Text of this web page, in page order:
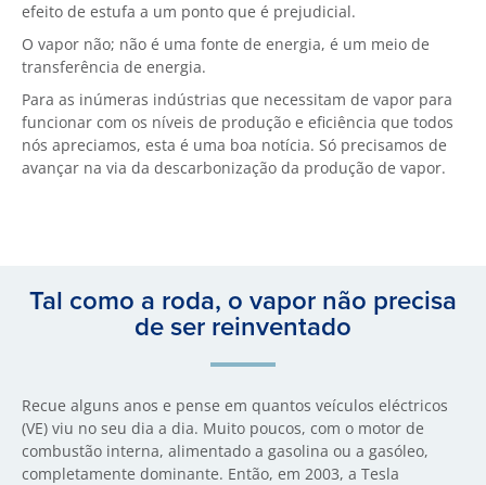
efeito de estufa a um ponto que é prejudicial.
O vapor não; não é uma fonte de energia, é um meio de
transferência de energia.
Para as inúmeras indústrias que necessitam de vapor para
funcionar com os níveis de produção e eficiência que todos
nós apreciamos, esta é uma boa notícia. Só precisamos de
avançar na via da descarbonização da produção de vapor.
Tal como a roda, o vapor não precisa
de ser reinventado
Recue alguns anos e pense em quantos veículos eléctricos
(VE) viu no seu dia a dia. Muito poucos, com o motor de
combustão interna, alimentado a gasolina ou a gasóleo,
completamente dominante. Então, em 2003, a Tesla